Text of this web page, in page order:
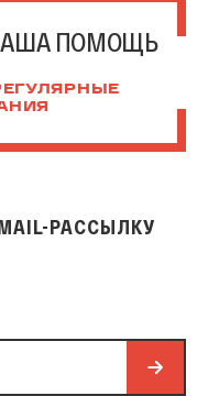
ПОМОЩЬ
РАССЫЛКУ